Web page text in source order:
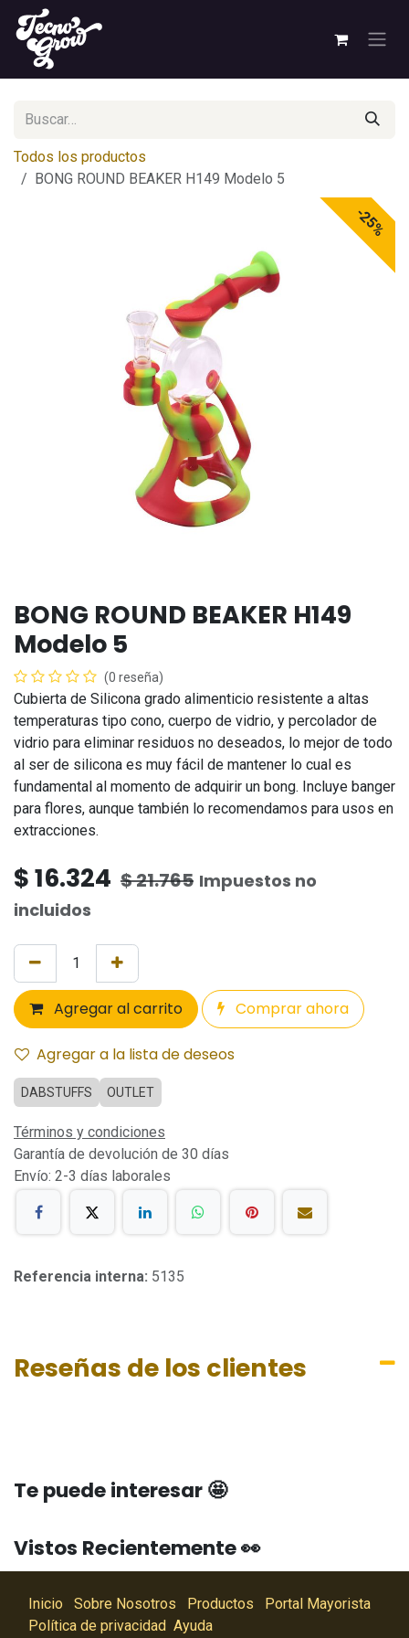
Ir al contenido
Todos los productos
BONG ROUND BEAKER H149 Modelo 5
-25%
BONG ROUND BEAKER H149
Modelo 5
(0 reseña)
Cubierta de Silicona grado alimenticio resistente a altas
temperaturas tipo cono, cuerpo de vidrio, y percolador de
vidrio para eliminar residuos no deseados, lo mejor de todo
al ser de silicona es muy fácil de mantener lo cual es
fundamental al momento de adquirir un bong. Incluye banger
para flores, aunque también lo recomendamos para usos en
extracciones.
$16.324 $21.765 Impuestos no
incluidos
Agregar al carrito Comprar ahora
Agregar a la lista de deseos
DABSTUFFS OUTLET
Términos y condiciones
Garantía de devolución de 30 días
Envío: 2-3 días laborales
Referencia interna: 5135
Reseñas de los clientes
Te puede interesar 🤩
Vistos Recientemente 👀
Inicio Sobre Nosotros Productos
Portal Mayorista
Política de privacidad Ayuda